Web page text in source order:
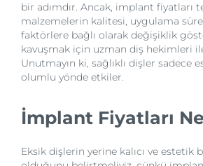
bir adımdır. Ancak, implant
malzemelerin kalitesi, uygulama
faktörlere bağlı olarak değişiklik
kavuşmak için uzman diş hekimleri
Unutmayın ki, sağlıklı dişler sadece
olumlu yönde etkiler.
İmplant Fiyatları
Eksik dişlerin yerine kalıcı ve